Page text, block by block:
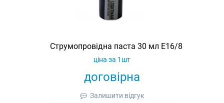
Струмопровідна паста 30 мл E16/8
договірна
ціна за 1шт
Залишити відгук